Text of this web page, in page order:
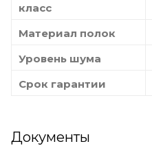
класс
Материал полок
Уровень шума
Срок гарантии
Документы